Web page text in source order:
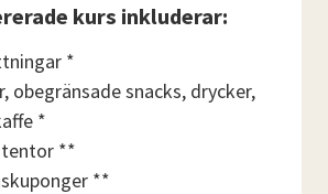
kurs inkluderar:
*
obegränsade snacks, drycker,
*
**
**